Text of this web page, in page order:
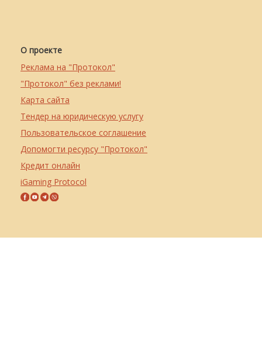
О проекте
Реклама на "Протокол"
"Протокол" без реклами!
Карта сайта
Тендер на юридическую услугу
Пользовательское соглашение
Допомогти ресурсу "Протокол"
Кредит онлайн
iGaming Protocol